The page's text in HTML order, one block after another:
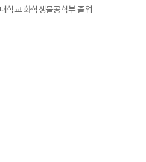
학교 화학생물공학부 졸업